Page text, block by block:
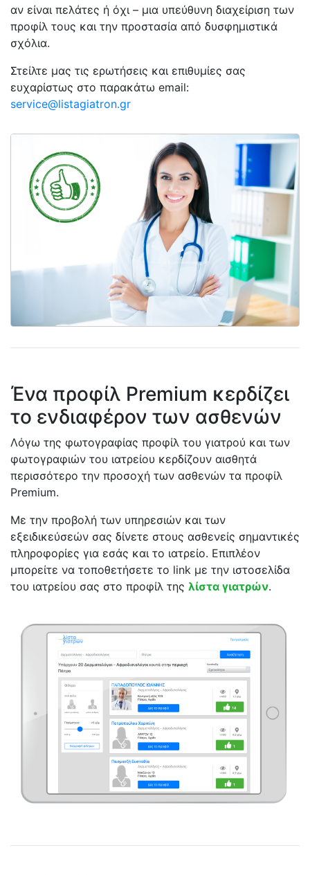
αν είναι πελάτες ή όχι – μια υπεύθυνη διαχείριση των
προφίλ τους και την προστασία από δυσφημιστικά
σχόλια.
Στείλτε μας τις ερωτήσεις και επιθυμίες σας
ευχαρίστως στο παρακάτω email:
service@listagiatron.gr
Ένα προφίλ Premium κερδίζει
το ενδιαφέρον των ασθενών
Λόγω της φωτογραφίας προφίλ του γιατρού και των
φωτογραφιών του ιατρείου κερδίζουν αισθητά
περισσότερο την προσοχή των ασθενών τα προφίλ
Premium.
Με την προβολή των υπηρεσιών και των
εξειδικεύσεών σας δίνετε στους ασθενείς σημαντικές
πληροφορίες για εσάς και το ιατρείο. Επιπλέον
μπορείτε να τοποθετήσετε το link με την ιστοσελίδα
του ιατρείου σας στο προφίλ της λίστα γιατρών.